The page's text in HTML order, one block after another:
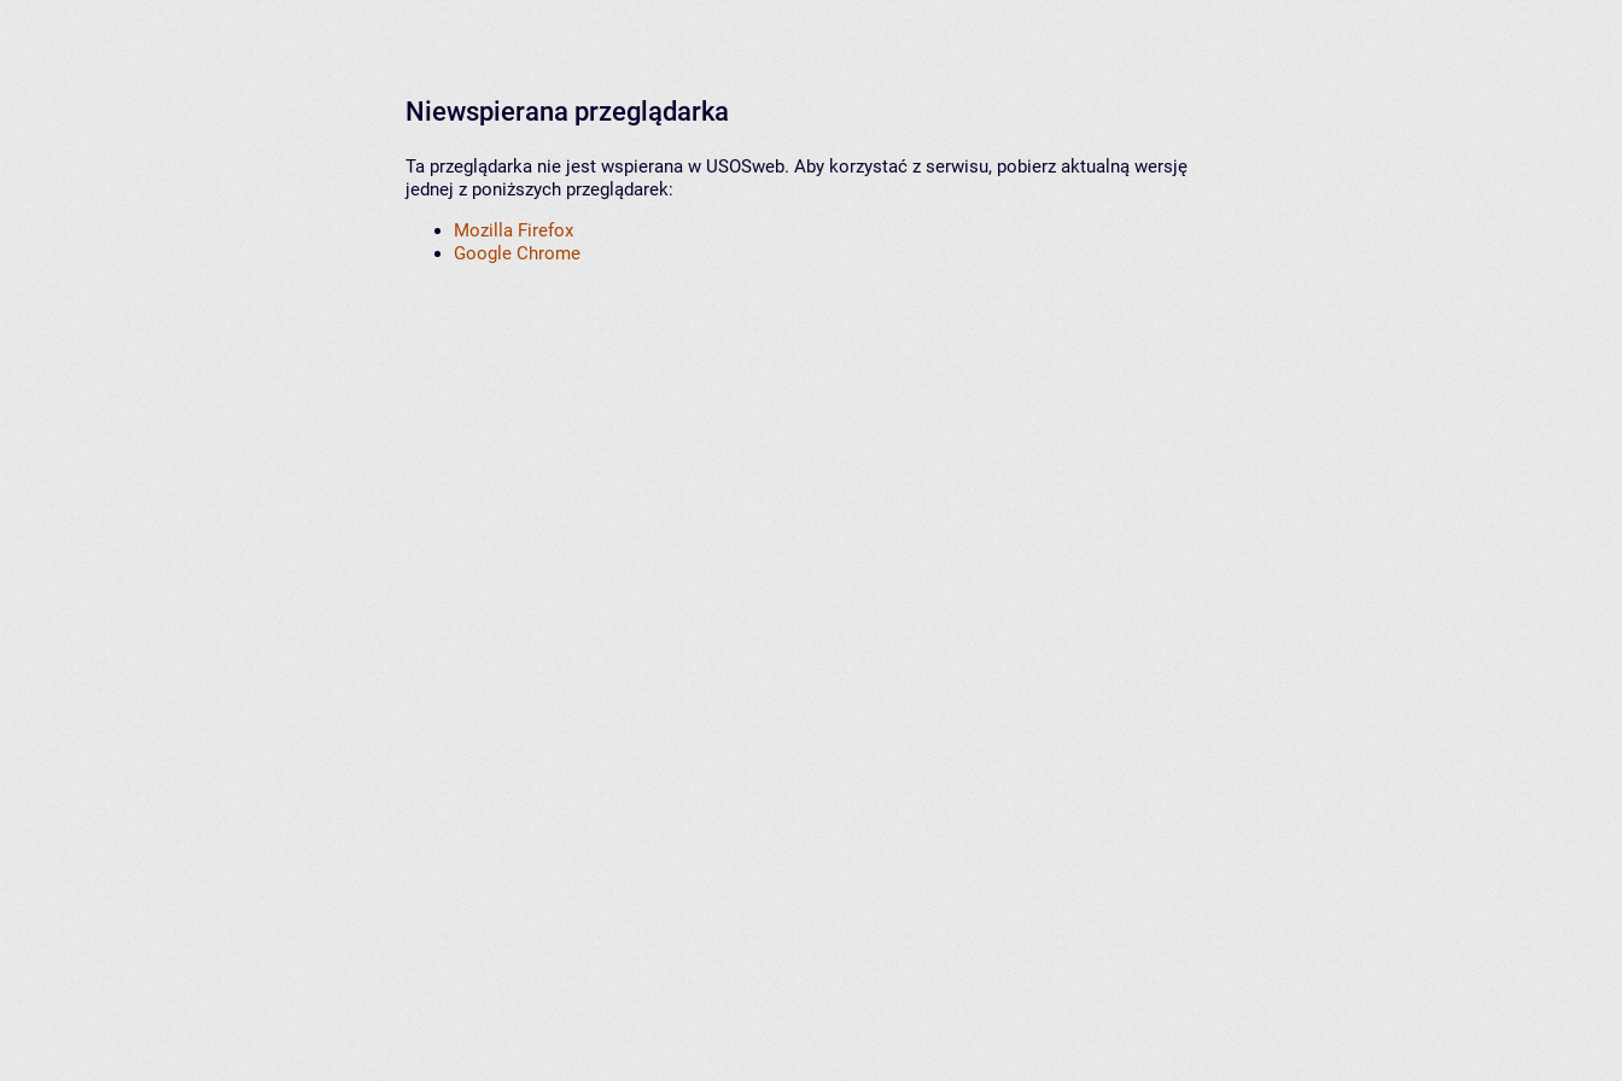
Niewspierana przeglądarka
Ta przeglądarka nie jest wspierana w USOSweb. Aby korzystać z serwisu, pobierz aktualną wersję
jednej z poniższych przeglądarek:
Mozilla Firefox
Google Chrome